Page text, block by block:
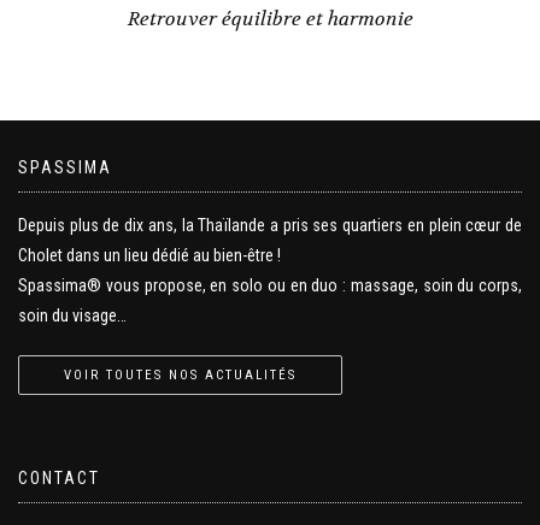
Retrouver équilibre et harmonie
SPASSIMA
Depuis plus de dix ans, la Thaïlande a pris ses quartiers en plein cœur de
Cholet dans un lieu dédié au bien-être !
Spassima® vous propose, en solo ou en duo : massage, soin du corps,
soin du visage…
VOIR TOUTES NOS ACTUALITÉS
CONTACT